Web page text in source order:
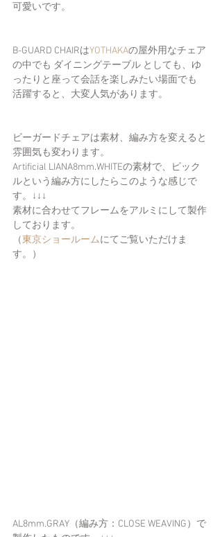
可愛いです。
B-GUARD CHAIRはYOTHAKAの屋外用なチェア
の中でも ダイニングテーブル としても、ゆ
ったりと座って会話を楽しみたい場面でも
活躍すると、大変人気があります。
ビーガードチェアは素材、編み方を変えると
雰囲気も変わります。
Artificial LIANA8mm.WHITEの素材で、ピック
ルという編み方にしたらこのような感じで
す。↓↓↓
素材に合わせてフレームをアルミにして製作
しております。
（東京ショールームにてご覧いただけま
す。）
AL8mm.GRAY（編み方：CLOSE WEAVING）で